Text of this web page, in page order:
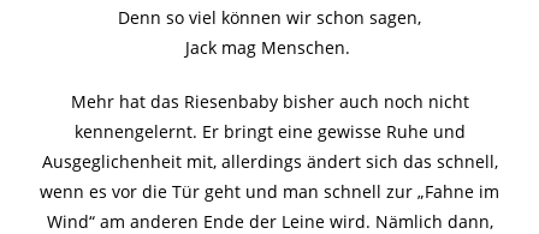
Denn so viel können wir schon sagen,
Jack mag Menschen.
Mehr hat das Riesenbaby bisher auch noch nicht
kennengelernt. Er bringt eine gewisse Ruhe und
Ausgeglichenheit mit, allerdings ändert sich das schnell,
wenn es vor die Tür geht und man schnell zur „Fahne im
Wind“ am anderen Ende der Leine wird. Nämlich dann,